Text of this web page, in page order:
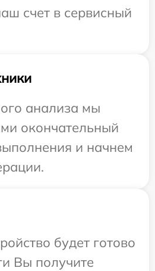
счет в сервисный
анализа мы
окончательный
и начнем
будет готово
Вы получите